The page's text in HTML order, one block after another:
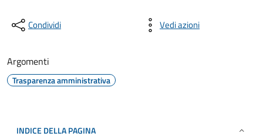
Condividi Vedi azioni
Argomenti
Trasparenza amministrativa
INDICE DELLA PAGINA